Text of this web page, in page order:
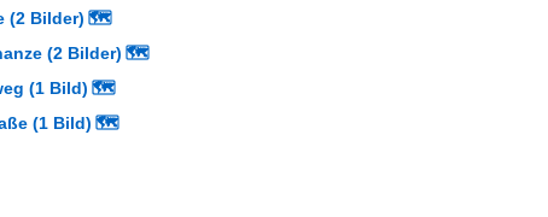
(2 Bilder) 🗺
(2 Bilder) 🗺
(1 Bild) 🗺
(1 Bild) 🗺